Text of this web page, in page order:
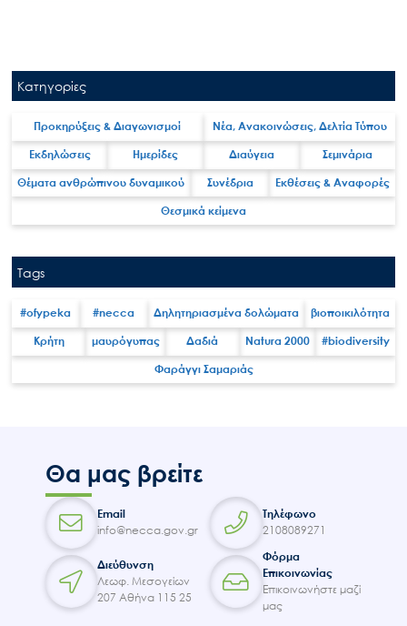
Search
Ο.ΦΥ.ΠΕ.Κ.Α.
Μ.Δ.Π.Π.
Έργα
Εισιτήρια
Επικοινωνία
Κατηγορίες
Προκηρύξεις & Διαγωνισμοί Νέα, Ανακοινώσεις, Δελτία Τύπου
Εκδηλώσεις Ημερίδες Διαύγεια Σεμινάρια
Θέματα ανθρώπινου δυναμικού Συνέδρια Εκθέσεις & Αναφορές
Θεσμικά κείμενα
Tags
#ofypeka #necca Δηλητηριασμένα δολώματα βιοποικιλότητα
Κρήτη μαυρόγυπας Δαδιά Natura 2000 #biodiversity
Φαράγγι Σαμαριάς
Θα μας βρείτε
Email
info@necca.gov.gr
Τηλέφωνο
2108089271
Διεύθυνση
Λεωφ. Μεσογείων
207 Αθήνα 115 25
Φόρμα
Επικοινωνίας
Επικοινωνήστε μαζί
μας